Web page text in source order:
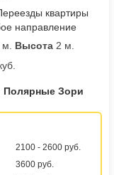
квартиры
направление
м. Высота 2 м.
Зори
2100 - 2600 руб.
3600 руб.